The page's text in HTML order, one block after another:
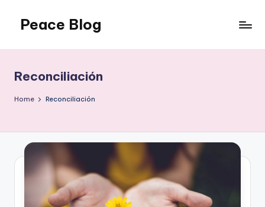
content
Peace Blog
Peace
Like
This
Reconciliación
Home Reconciliación